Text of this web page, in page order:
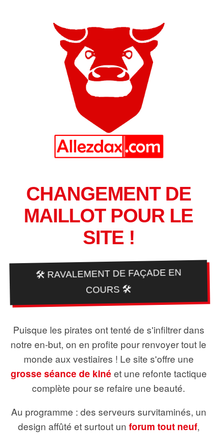
CHANGEMENT DE
MAILLOT POUR LE
SITE !
🛠️ RAVALEMENT DE FAÇADE EN
COURS 🛠️
Puisque les pirates ont tenté de s'infiltrer dans
notre en-but, on en profite pour renvoyer tout le
monde aux vestiaires ! Le site s'offre une
grosse séance de kiné et une refonte tactique
complète pour se refaire une beauté.
Au programme : des serveurs survitaminés, un
design affûté et surtout un forum tout neuf,